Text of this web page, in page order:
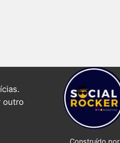
outro
Construído por